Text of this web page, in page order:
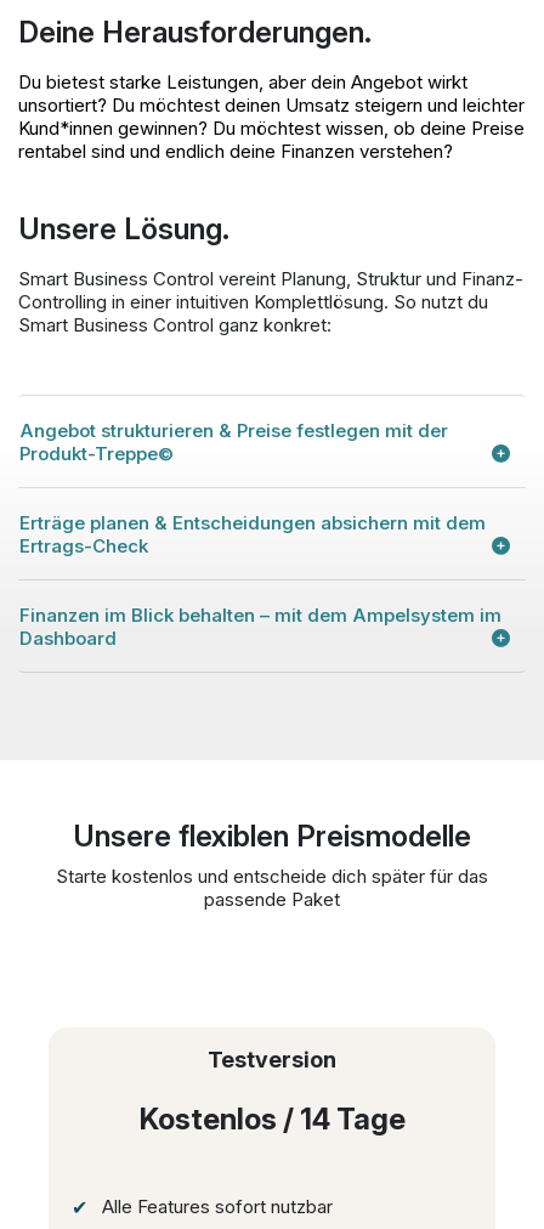
Deine Herausforderungen.
Du bietest starke Leistungen, aber dein Angebot wirkt
unsortiert? Du möchtest deinen Umsatz steigern und leichter
Kund*innen gewinnen? Du möchtest wissen, ob deine Preise
rentabel sind und endlich deine Finanzen verstehen?
Unsere Lösung.
Smart Business Control vereint Planung, Struktur und Finanz-
Controlling in einer intuitiven Komplettlösung. So nutzt du
Smart Business Control ganz konkret:
Angebot strukturieren & Preise festlegen mit der
Produkt-Treppe©
Erträge planen & Entscheidungen absichern mit dem
Ertrags-Check
Finanzen im Blick behalten – mit dem Ampelsystem im
Dashboard
Unsere flexiblen Preismodelle
Starte kostenlos und entscheide dich später für das
passende Paket
Testversion
Kostenlos / 14 Tage
Alle Features sofort nutzbar